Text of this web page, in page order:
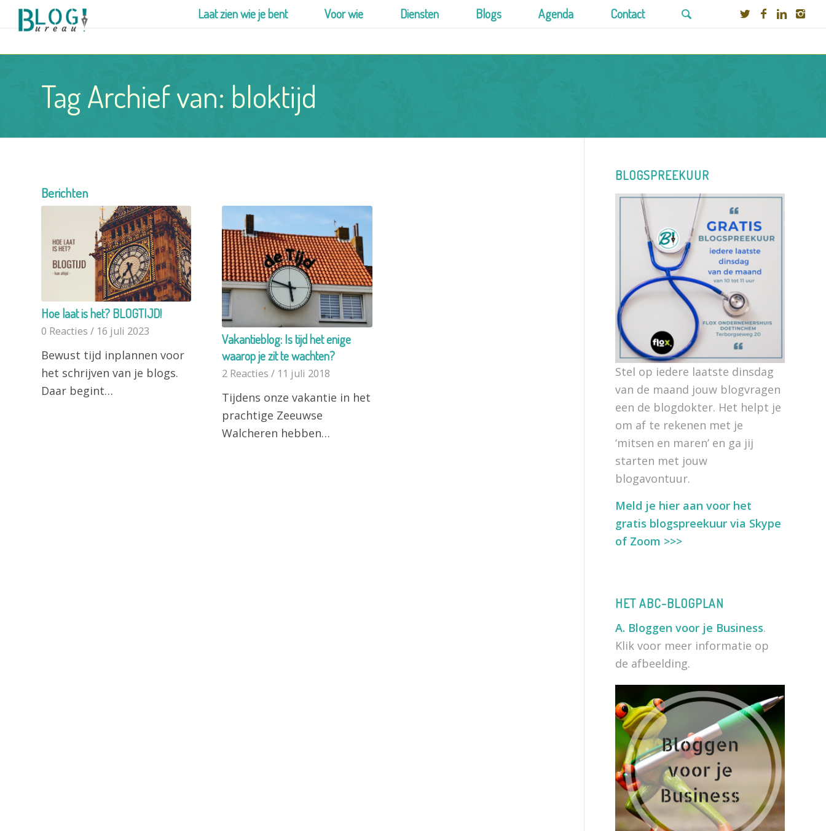
Laat zien wie je bent Voor wie Diensten Blogs Agenda Contact
Tag Archief van: bloktijd
Berichten
Hoe laat is het? BLOGTIJD!
0 Reacties / 16 juli 2023
Bewust tijd inplannen voor
het schrijven van je blogs.
Daar begint…
Vakantieblog: Is tijd het enige
waarop je zit te wachten?
2 Reacties / 11 juli 2018
Tijdens onze vakantie in het
prachtige Zeeuwse
Walcheren hebben…
BLOGSPREEKUUR
Stel op iedere laatste dinsdag
van de maand jouw blogvragen
een de blogdokter. Het helpt je
om af te rekenen met je
‘mitsen en maren’ en ga jij
starten met jouw
blogavontuur.
Meld je hier aan voor het
gratis blogspreekuur via Skype
of Zoom >>>
HET ABC-BLOGPLAN
A. Bloggen voor je Business.
Klik voor meer informatie op
de afbeelding.